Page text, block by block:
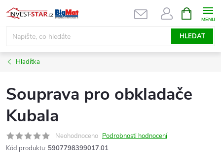
Přejít
na
obsah
HLEDAT
NÁKUPNÍ
KOŠÍK
Hladítka
Souprava pro obkladače
Kubala
Neohodnoceno Podrobnosti hodnocení
Kód produktu: 5907798399017.01